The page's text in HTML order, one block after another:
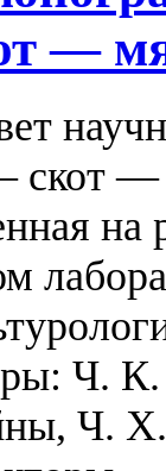
—
скот —
на
Ч.
Ч.